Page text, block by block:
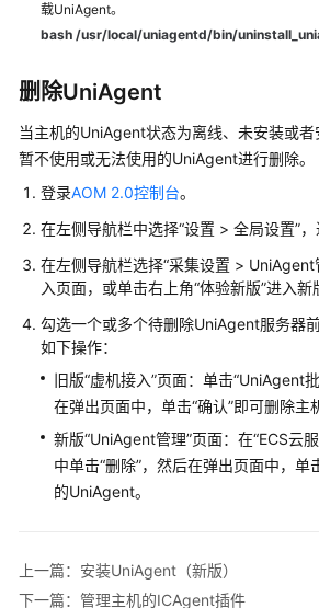
管
K8s
集
群
的
UniAgent
ICAgent
插
件
管
理
主
机
管
理
组
（新
载UniAgent。
bash /usr/local/uniagentd/bin/
删除UniAgent
当主机的UniAgent状态为离线、未安装或
暂不使用或无法使用的UniAgent进行删除。
登录AOM 2.0控制台。
在左侧导航栏中选择“设置 > 全局设置”，
在左侧导航栏选择“采集设置 >
入页面，或单击右上角“体验新版”进入新
勾选一个或多个待删除UniAgent服务器
如下操作：
旧版“虚机接入”页面：单击“UniAgent
在弹出页面中，单击“确认”即可删除主
新版“UniAgent管理”页面：在“ECS云
中单击“删除”，然后在弹出页面中，单
的UniAgent。
上一篇：安装UniAgent（新版）
下一篇：管理主机的ICAgent插件